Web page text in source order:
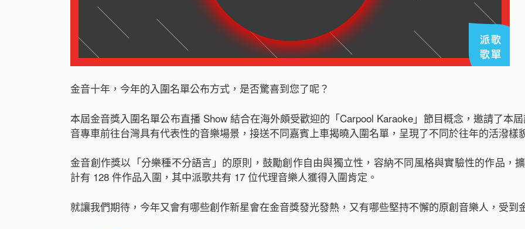
金音十年，今年的入圍名單公布方式，是否驚喜到您了呢？
本屆金音獎入圍名單公布直播 Show 結合在海外頗受歡迎的「Carpool Karaoke」節目概念，邀請了本
音專車前往台灣具有代表性的音樂場景，接送不同嘉賓上車揭曉入圍名單，呈現了不同於往年的活潑樣
金音創作獎以「分樂種不分語言」的原則，鼓勵創作自由與獨立性，容納不同風格與實驗性的作品，
計有 128 件作品入圍，其中派歌共有 17 位代理音樂人獲得入圍肯定。
就讓我們期待，今年又會有哪些創作新星會在金音獎發光發熱，又有哪些堅持不懈的原創音樂人，受到